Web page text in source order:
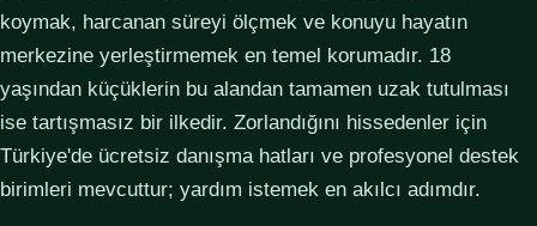
koymak, harcanan süreyi ölçmek ve konuyu hayatın
merkezine yerleştirmemek en temel korumadır. 18
yaşından küçüklerin bu alandan tamamen uzak tutulması
ise tartışmasız bir ilkedir. Zorlandığını hissedenler için
Türkiye'de ücretsiz danışma hatları ve profesyonel destek
birimleri mevcuttur; yardım istemek en akılcı adımdır.